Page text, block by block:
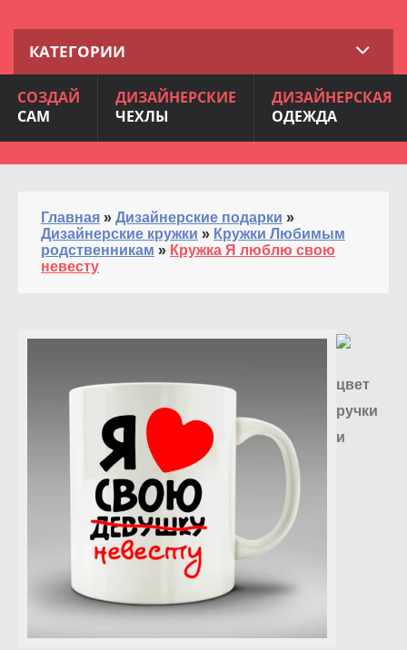
КАТЕГОРИИ
СОЗДАЙ
САМ
ДИЗАЙНЕРСКИЕ
ЧЕХЛЫ
ДИЗАЙНЕРСКАЯ
ОДЕЖДА
Главная » Дизайнерские подарки »
Дизайнерские кружки » Кружки Любимым
родственникам » Кружка Я люблю свою
невесту
цвет
ручки
и